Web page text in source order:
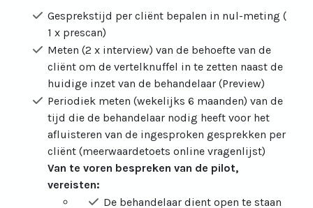
Gesprekstijd per cliënt bepalen in nul-meting (
1 x prescan)
Meten (2 x interview) van de behoefte van de
cliënt om de vertelknuffel in te zetten naast de
huidige inzet van de behandelaar (Preview)
Periodiek meten (wekelijks 6 maanden) van de
tijd die de behandelaar nodig heeft voor het
afluisteren van de ingesproken gesprekken per
cliënt (meerwaardetoets online vragenlijst)
Van te voren bespreken van de pilot,
vereisten:
De behandelaar dient open te staan